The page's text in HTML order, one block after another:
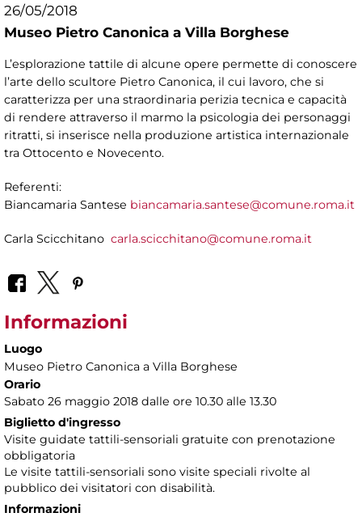
26/05/2018
Museo Pietro Canonica a Villa Borghese
L’esplorazione tattile di alcune opere permette di conoscere
l’arte dello scultore Pietro Canonica, il cui lavoro, che si
caratterizza per una straordinaria perizia tecnica e capacità
di rendere attraverso il marmo la psicologia dei personaggi
ritratti, si inserisce nella produzione artistica internazionale
tra Ottocento e Novecento.
Referenti:
Biancamaria Santese biancamaria.santese@comune.roma.it
Carla Scicchitano carla.scicchitano@comune.roma.it
Informazioni
Luogo
Museo Pietro Canonica a Villa Borghese
Orario
Sabato 26 maggio 2018 dalle ore 10.30 alle 13.30
Biglietto d'ingresso
Visite guidate tattili-sensoriali gratuite con prenotazione
obbligatoria
Le visite tattili-sensoriali sono visite speciali rivolte al
pubblico dei visitatori con disabilità.
Informazioni